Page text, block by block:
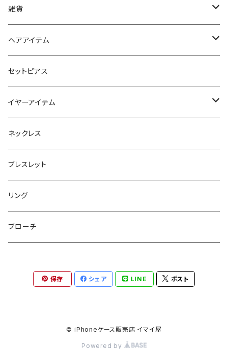
iPhoneケース
スマホリング＆グリップ
マルチショルダー
雑貨
ポーチ
マチ付きポーチ
フラットポーチ
etc
スマートキーポーチ
チャーム / カラビナ
ウォレット / 財布
トートバッグ
パスケース
ミラー
ハンドタオル
ヘアアイテム
静電気軽減ヘアブレスレット
ポニーフック
テールクラッチ
シュシュット
キープスタイラー
ヘアピン
ヘアクリップ
セットピアス
イヤーアイテム
ステンレスピアス
ピアス
イヤリング
セットピアス
イヤーカフ
ネックレス
ブレスレット
リング
ブローチ
保存 シェア LINE ポスト
© iPhoneケース販売店 イマイ屋
Powered by